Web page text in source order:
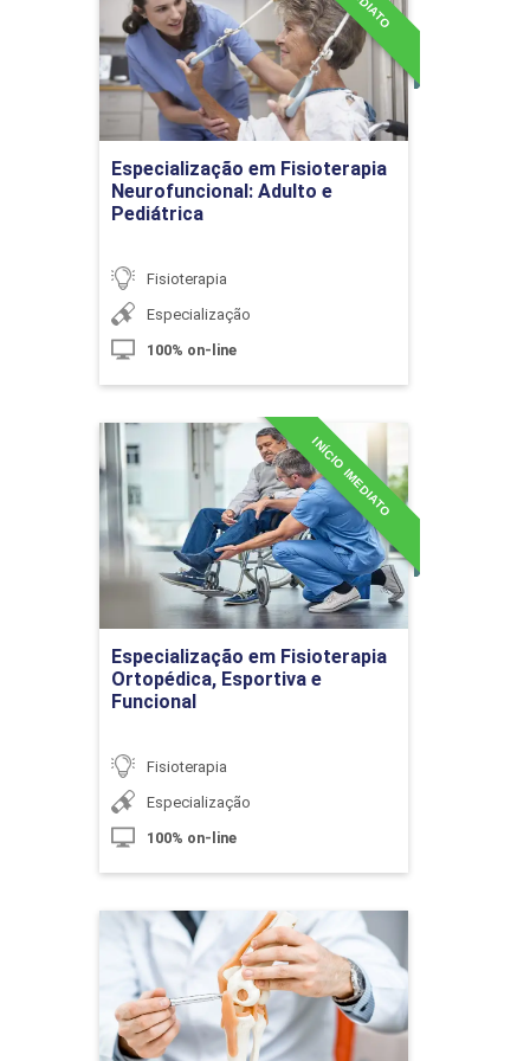
10h
Massoterapia
10h
Bases da Fisioterapia Dermatofuncional
Introdução à Fisioterapia
Dermatofuncional
10h
Especialização em Fisioterapia
Neurofuncional: Adulto e
Pediátrica
Fisioterapia
Especialização
100% on-line
Neurofuncional: Adulto e
Pediátrica
Detalhes do curso
Ir para Inscrição
Especialização em Fisioterapia
Ortopédica, Esportiva e
Funcional
INÍCIO IMEDIATO
Fisioterapia
Especialização
100% on-line
Especialização em
Fisioterapia Ortopédica,
Esportiva e Funcional
Detalhes do curso
Especialização em
Fisioterapia Traumato
Ortopédica
Detalhes do curso